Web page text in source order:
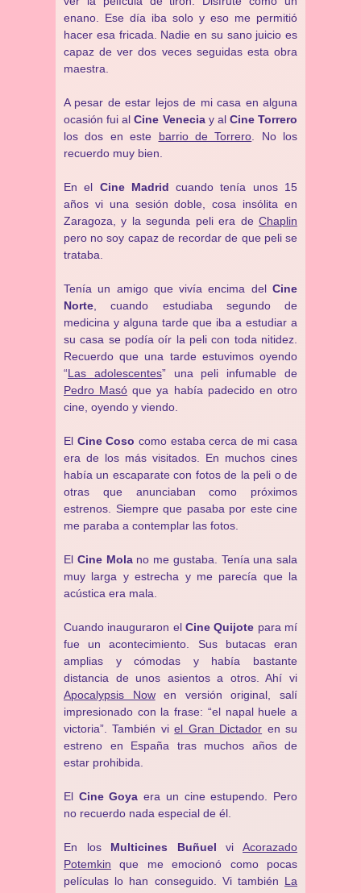
enano. Ese día iba solo y eso me permitió
hacer esa fricada. Nadie en su sano juicio es
capaz de ver dos veces seguidas esta obra
maestra.
A pesar de estar lejos de mi casa en alguna
ocasión fui alCine Veneciay al Cine Torrero
los dos en este barrio de Torrero . No los
recuerdo muy bien.
En el Cine Madrid cuando tenía unos 15
años vi una sesión doble, cosa insólita en
Zaragoza, y la segunda peli era de Chaplin
pero no soy capaz de recordar de que peli se
trataba.
Tenía un amigo que vivía encima del Cine
Norte , cuando estudiaba segundo de
medicina y alguna tarde que iba a estudiar a
su casa se podía oír la peli con toda nitidez.
Recuerdo que una tarde estuvimos oyendo
“Las adolescentes” una peli infumable de
Pedro Masó que ya había padecido en otro
cine, oyendo y viendo.
El Cine Coso como estaba cerca de mi casa
era de los más visitados. En muchos cines
había un escaparate con fotos de la peli o de
otras que anunciaban como próximos
estrenos. Siempre que pasaba por este cine
me paraba a contemplar las fotos.
El Cine Molano me gustaba. Tenía una sala
muy larga y estrecha y me parecía que la
acústica era mala.
Cuando inauguraron el Cine Quijote para mí
fue un acontecimiento. Sus butacas eran
amplias y cómodas y había bastante
distancia de unos asientos a otros. Ahí vi
Apocalypsis Nowen versión original, salí
impresionado con la frase: “el napal huele a
victoria”. También viel Gran Dictador en su
estreno en España tras muchos años de
estar prohibida.
El Cine Goya era un cine estupendo. Pero
no recuerdo nada especial de él.
En los Multicines Buñuel viAcorazado
Potemkin que me emocionó como pocas
películas lo han conseguido. Vi también La